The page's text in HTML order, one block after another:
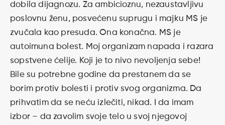
dobila dijagnozu. Za ambicioznu, nezaustavljivu
poslovnu ženu, posvećenu suprugu i majku MS je
zvučala kao presuda. Ona konačna. MS je
autoimuna bolest. Moj organizam napada i razara
sopstvene ćelije. Koji je to nivo nevoljenja sebe!
Bile su potrebne godine da prestanem da se
borim protiv bolesti i protiv svog organizma. Da
prihvatim da se neću izlečiti, nikad. I da imam
izbor – da zavolim svoje telo u svoj njegovoj